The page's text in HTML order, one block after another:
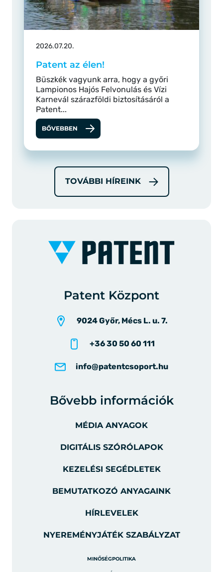
2026.07.20.
Patent az élen!
Büszkék vagyunk arra, hogy a győri
Lampionos Hajós Felvonulás és Vízi
Karnevál szárazföldi biztosításáról a
Patent...
BŐVEBBEN
TOVÁBBI HÍREINK
Patent Központ
9024 Győr, Mécs L. u. 7.
+36 30 50 60 111
info@patentcsoport.hu
Bővebb információk
MÉDIA ANYAGOK
DIGITÁLIS SZÓRÓLAPOK
KEZELÉSI SEGÉDLETEK
BEMUTATKOZÓ ANYAGAINK
HÍRLEVELEK
NYEREMÉNYJÁTÉK SZABÁLYZAT
MINŐSÉGPOLITIKA